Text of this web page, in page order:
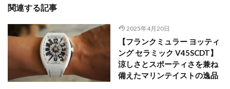
関連する記事
2025年4月20日
【フランクミュラー ヨッティ
ング セラミック V45SCDT】
涼しさとスポーティさを兼ね
備えたマリンテイストの逸品